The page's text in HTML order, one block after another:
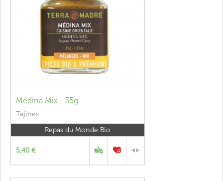
Médina Mix - 35g
Tajines
Repas du Monde Bio
5,40 €